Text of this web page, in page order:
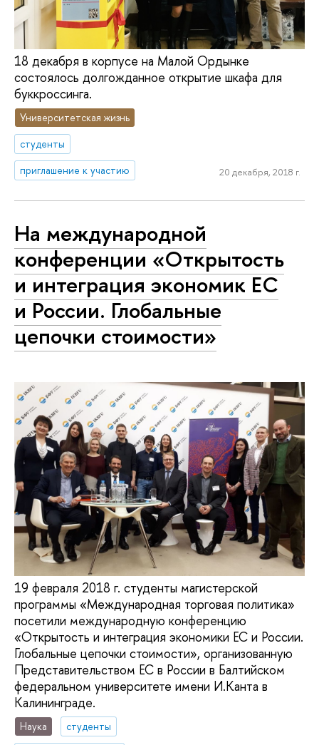
18 декабря в корпусе на Малой Ордынке
состоялось долгожданное открытие шкафа для
буккроссинга.
Университетская жизнь
студенты
приглашение к участию
20 декабря, 2018 г.
На международной
конференции «Открытость
и интеграция экономик ЕС
и России. Глобальные
цепочки стоимости»
19 февраля 2018 г. студенты магистерской
программы «Международная торговая политика»
посетили международную конференцию
«Открытость и интеграция экономики ЕС и России.
Глобальные цепочки стоимости», организованную
Представительством ЕС в России в Балтийском
федеральном университете имени И.Канта в
Калининграде.
Наука
студенты